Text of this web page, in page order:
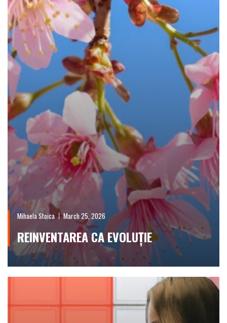
Mihaela Stoica March 25, 2026
REINVENTAREA CA EVOLUȚIE